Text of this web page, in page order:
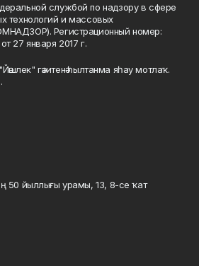
службой по надзору в сфере
технологий и массовых
Регистрационный номер:
27 января 2017 г.
"Йәшлек" гәзитенә һылтанма яһау мотлаҡ.
50 йыллығы урамы, 13, 8-се ҡат